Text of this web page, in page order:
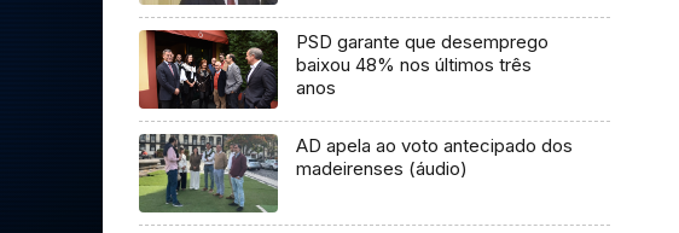
PSD garante que desemprego
baixou 48% nos últimos três
anos
AD apela ao voto antecipado dos
madeirenses (áudio)